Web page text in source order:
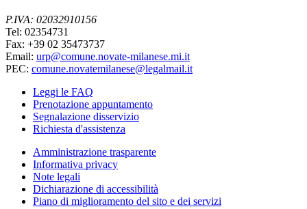
P.IVA: 02032910156
Tel: 02354731
Fax: +39 02 35473737
Email: urp@comune.novate-milanese.mi.it
PEC: comune.novatemilanese@legalmail.it
Leggi le FAQ
Prenotazione appuntamento
Segnalazione disservizio
Richiesta d'assistenza
Amministrazione trasparente
Informativa privacy
Note legali
Dichiarazione di accessibilità
Piano di miglioramento del sito e dei servizi